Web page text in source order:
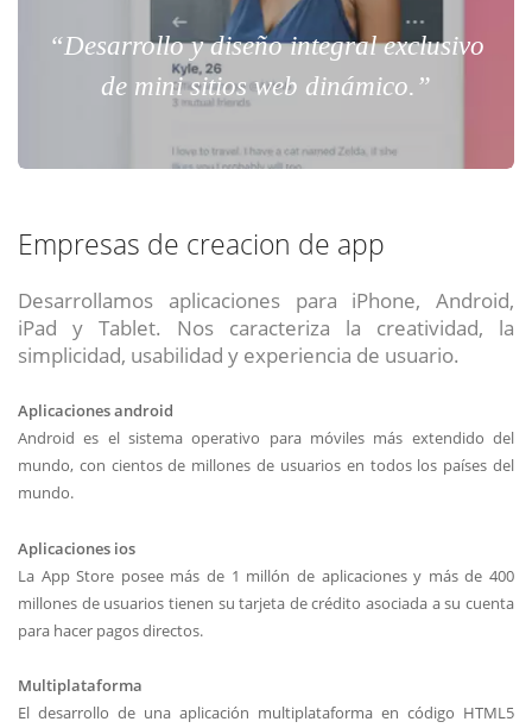
“Desarrollo y diseño integral exclusivo
de mini sitios web dinámico.”
Empresas de creacion de app
Desarrollamos aplicaciones para iPhone, Android,
iPad y Tablet. Nos caracteriza la creatividad, la
simplicidad, usabilidad y experiencia de usuario.
Aplicaciones android
Android es el sistema operativo para móviles más extendido del
mundo, con cientos de millones de usuarios en todos los países del
mundo.
Aplicaciones ios
La App Store posee más de 1 millón de aplicaciones y más de 400
millones de usuarios tienen su tarjeta de crédito asociada a su cuenta
para hacer pagos directos.
Multiplataforma
El desarrollo de una aplicación multiplataforma en código HTML5